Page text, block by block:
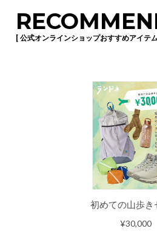
[ 公式オンラインショップおすすめアイテ